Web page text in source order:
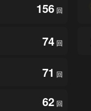
156 回
74 回
71 回
62 回